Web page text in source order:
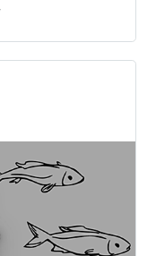
Switchバー
初めて遊ぶ場合